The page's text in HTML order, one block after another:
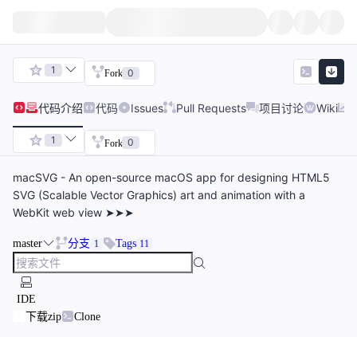
1 Fork 0
代码介绍 代码 Issues Pull Requests 项目讨论 Wiki
1 Fork 0
macSVG - An open-source macOS app for designing HTML5
SVG (Scalable Vector Graphics) art and animation with a
WebKit web view ➤➤➤
master 分支 1 Tags 11
IDE
下载zip
Clone